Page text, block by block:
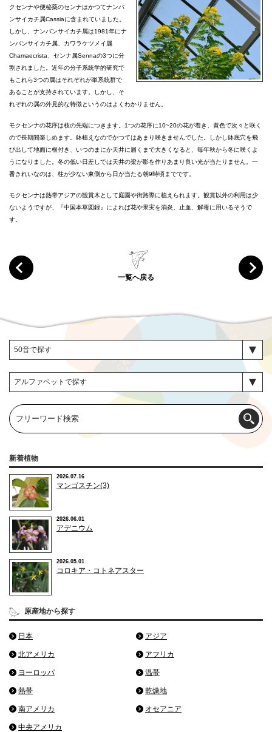
クセンナや便秘薬のセンナはかつてナンバ
ンサイカチ属Cassiaに含まれていました。
しかし、ナンバンサイカチ属は1981年にナ
ンバンサイカチ属、カワラケツメイ属
Chamaecrista、センナ属Sennaの3つに分
割されました。近年の分子系統学的研究で
もこれら3つの属はそれぞれが単系統群で
あることが支持されています。しかし、そ
れぞれの属の外見的な特徴というのはよくわかりません。
モクセンナの花序は枝の先端につきます。1つの花序に10~20の花が着き、黄色で次々と咲く
ので長期間楽しめます。鉢植えなのでかつてはあまり咲きませんでした。しかし鉢底穴を飛
び出して地面に根付き、いつのまにか天井に届くまで大きくなると、毎年秋から冬に咲くよ
うになりました。冬の低い日差しでは天井の梁が影を作りあまり良い光が当たりません。一
番きれいなのは、柱が少ない東側から日が当たる朝9時頃までです。
モクセンナは熱帯アジアの観賞木として庭園や街路際に植えられます。観賞以外の利用は少
ないようですが、『中国本草図録』によれば花や果実を消炎、止血、解毒に用いるそうで
す。
一覧へ戻る
新着植物
2026.07.16
マンゴスチン(3)
2026.06.01
アデニウム
2026.05.01
コロキア・コトネアスター
原産地から探す
日本 アジア
北アメリカ アフリカ
ヨーロッパ 温帯
熱帯 乾燥地
南アメリカ オセアニア
中央アメリカ